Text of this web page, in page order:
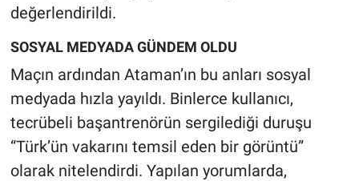
değerlendirildi.
SOSYAL MEDYADA GÜNDEM OLDU
Maçın ardından Ataman’ın bu anları sosyal
medyada hızla yayıldı. Binlerce kullanıcı,
tecrübeli başantrenörün sergilediği duruşu
“Türk’ün vakarını temsil eden bir görüntü”
olarak nitelendirdi. Yapılan yorumlarda,